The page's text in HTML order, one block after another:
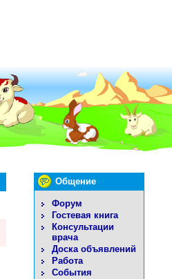
Общение
Форум
Гостевая книга
Консультации
врача
Доска объявлений
Работа
События